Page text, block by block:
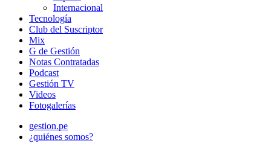
Internacional
Tecnología
Club del Suscriptor
Mix
G de Gestión
Notas Contratadas
Podcast
Gestión TV
Videos
Fotogalerías
gestion.pe
¿quiénes somos?